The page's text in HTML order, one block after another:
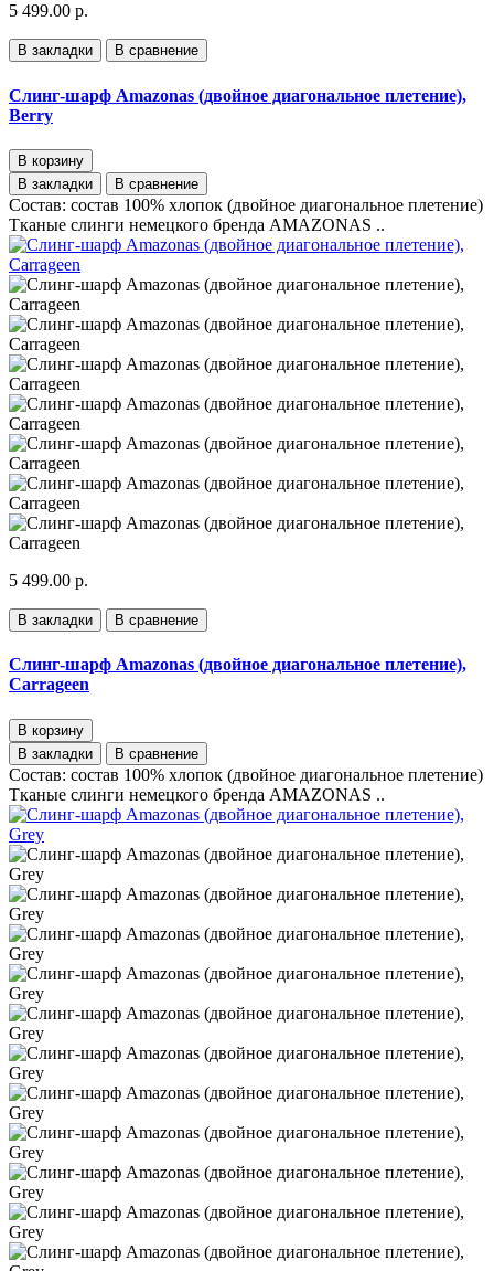
5 499.00 р.
В закладки В сравнение
Слинг-шарф Amazonas (двойное диагональное плетение),
Berry
В корзину
В закладки
В сравнение
Состав: состав 100% хлопок (двойное диагональное плетение)
Тканые слинги немецкого бренда AMAZONAS ..
5 499.00 р.
В закладки В сравнение
Слинг-шарф Amazonas (двойное диагональное плетение),
Carrageen
В корзину
В закладки
В сравнение
Состав: состав 100% хлопок (двойное диагональное плетение)
Тканые слинги немецкого бренда AMAZONAS ..